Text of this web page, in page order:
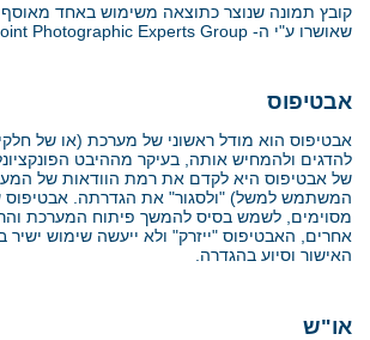
קובץ תמונה שנוצר כתוצאה משימוש באחד מאוסף
שאושרו ע"י ה- Photographic Experts Group
אבטיפוס
אבטיפוס הוא מודל ראשוני של מערכת (או של
להדגים ולהמחיש אותה, בעיקר מההיבט
של אבטיפוס היא לקדם את רמת הוודאות של
המשתמש למשל) "ולסגור" את הגדרתה. אבטיפוס
מסוימים, לשמש בסיס להמשך פיתוח המערכת
אחרים, האבטיפוס "ייזרק" ולא ייעשה שימוש ישיר
האישור וסיוע בהגדרה.
או"ש